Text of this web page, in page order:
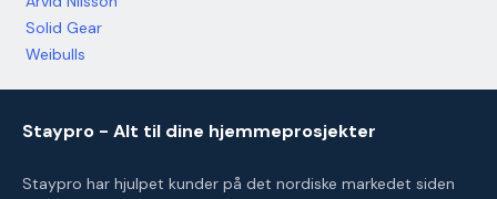
Solid Gear
Weibulls
Staypro - Alt til dine hjemmeprosjekter
Staypro har hjulpet kunder på det nordiske markedet siden